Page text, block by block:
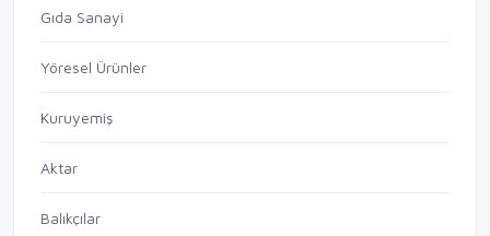
Gıda Sanayi
Yöresel Ürünler
Kuruyemiş
Aktar
Balıkçılar